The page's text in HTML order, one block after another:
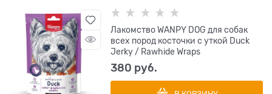
Лакомство WANPY DOG для собак
всех пород косточки с уткой Duck
Jerky / Rawhide Wraps
380 руб.